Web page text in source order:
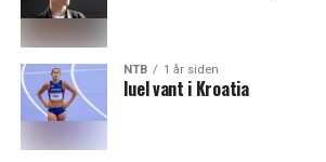
NTB 1 år siden
Iuel vant i Kroatia